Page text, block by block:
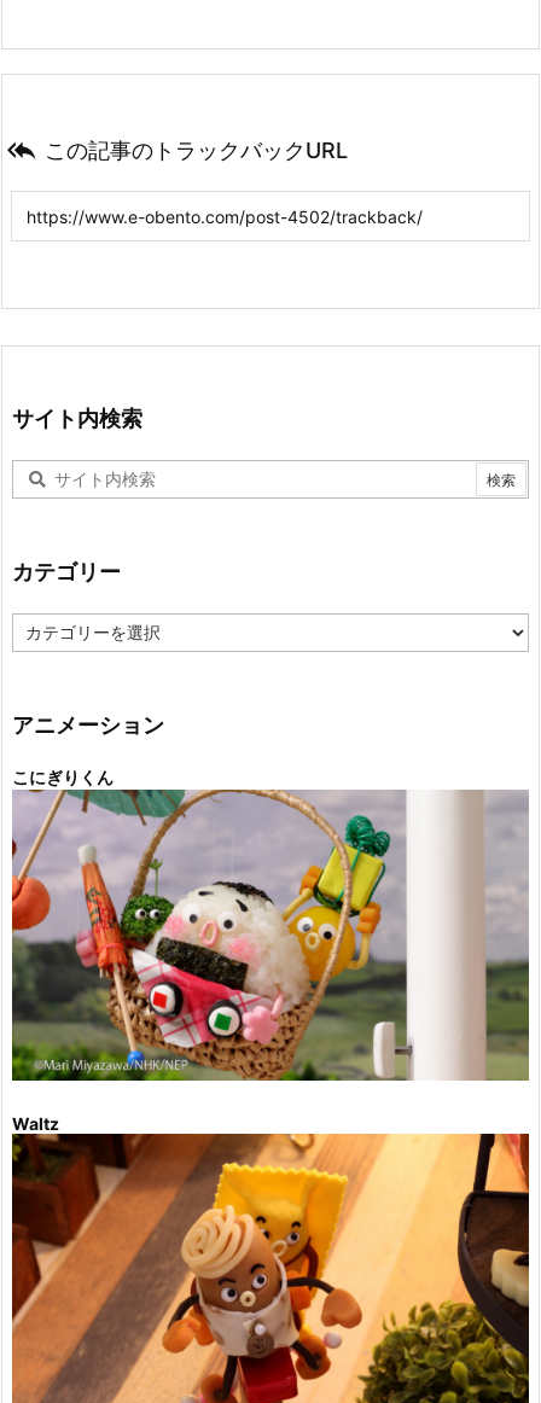
 この記事のトラックバックURL
サイト内検索
カテゴリー
テ
ー
アニメーション
こにぎりくん
Waltz